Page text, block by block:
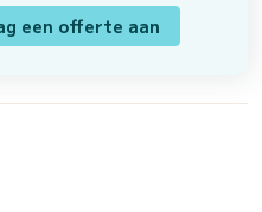
een offerte aan